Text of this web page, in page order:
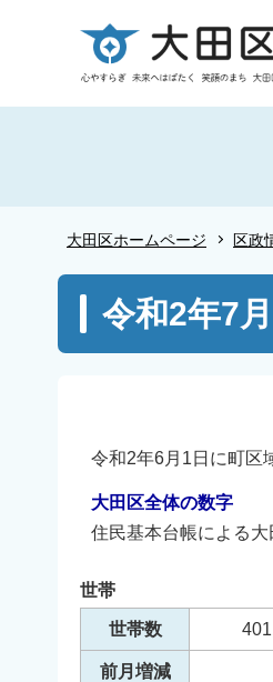
ー
大田区ホームページ 区政
こ
令和2年7
令和2年6月1日に町区
大田区全体の数字
住民基本台帳による
世帯
世帯数
前月増減